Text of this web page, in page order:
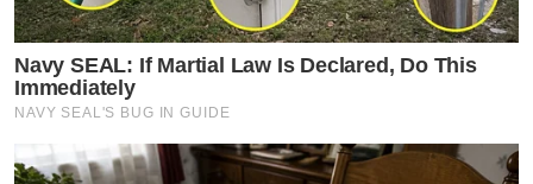
Navy SEAL: If Martial Law Is Declared, Do This
Immediately
NAVY SEAL'S BUG IN GUIDE